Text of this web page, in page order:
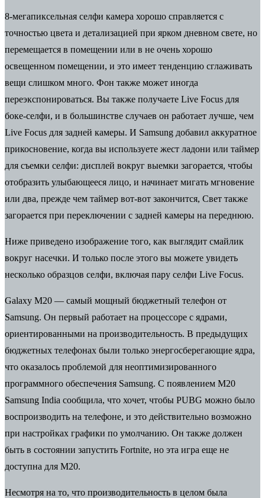
8-мегапиксельная селфи камера хорошо справляется с
точностью цвета и детализацией при ярком дневном свете, но
перемещается в помещении или в не очень хорошо
освещенном помещении, и это имеет тенденцию сглаживать
вещи слишком много. Фон также может иногда
переэкспонироваться. Вы также получаете Live Focus для
боке-селфи, и в большинстве случаев он работает лучше, чем
Live Focus для задней камеры. И Samsung добавил аккуратное
прикосновение, когда вы используете жест ладони или таймер
для съемки селфи: дисплей вокруг выемки загорается, чтобы
отобразить улыбающееся лицо, и начинает мигать мгновение
или два, прежде чем таймер вот-вот закончится, Свет также
загорается при переключении с задней камеры на переднюю.
Ниже приведено изображение того, как выглядит смайлик
вокруг насечки. И только после этого вы можете увидеть
несколько образцов селфи, включая пару селфи Live Focus.
Galaxy M20 — самый мощный бюджетный телефон от
Samsung. Он первый работает на процессоре с ядрами,
ориентированными на производительность. В предыдущих
бюджетных телефонах были только энергосберегающие ядра,
что оказалось проблемой для неоптимизированного
программного обеспечения Samsung. С появлением M20
Samsung India сообщила, что хочет, чтобы PUBG можно было
воспроизводить на телефоне, и это действительно возможно
при настройках графики по умолчанию. Он также должен
быть в состоянии запустить Fortnite, но эта игра еще не
доступна для M20.
Несмотря на то, что производительность в целом была